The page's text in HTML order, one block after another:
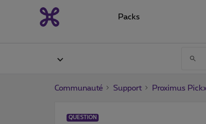
Packs
Communauté Support Proximus
QUESTION